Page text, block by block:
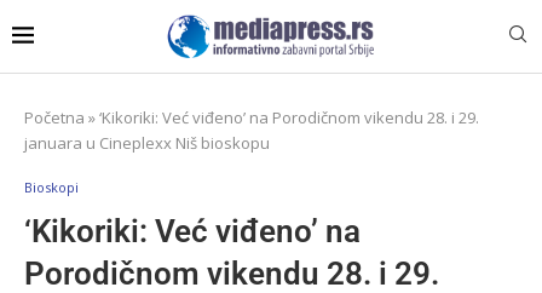
Početna »‘Kikoriki: Već viđeno’ na Porodičnom vikendu 28. i 29.
januara u Cineplexx Niš bioskopu
Bioskopi
‘Kikoriki: Već viđeno’ na
Porodičnom vikendu 28. i 29.